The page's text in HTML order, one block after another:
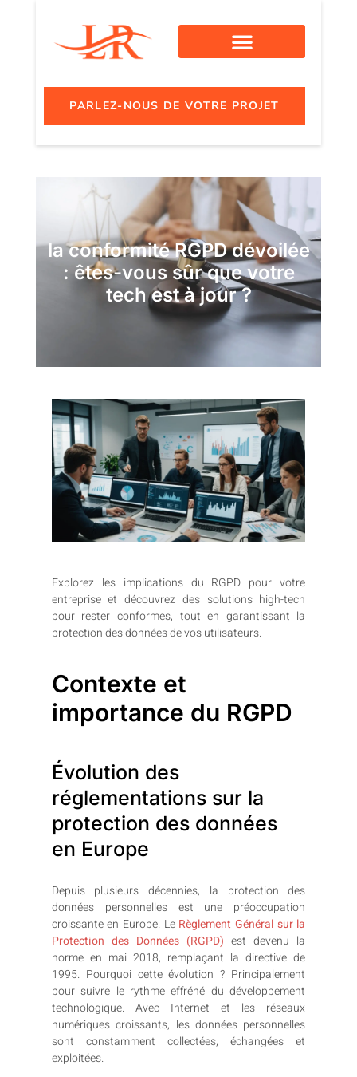
PARLEZ-NOUS DE VOTRE PROJET
la conformité RGPD dévoilée
: êtes-vous sûr que votre
tech est à jour ?
Explorez les implications du RGPD pour votre
entreprise et découvrez des solutions high-tech
pour rester conformes, tout en garantissant la
protection des données de vos utilisateurs.
Contexte et
importance du RGPD
Évolution des
réglementations sur la
protection des données
en Europe
Depuis plusieurs décennies, la protection des
données personnelles est une préoccupation
croissante en Europe. Le Règlement Général sur la
Protection des Données (RGPD) est devenu la
norme en mai 2018, remplaçant la directive de
1995. Pourquoi cette évolution ? Principalement
pour suivre le rythme effréné du développement
technologique. Avec Internet et les réseaux
numériques croissants, les données personnelles
sont constamment collectées, échangées et
exploitées.